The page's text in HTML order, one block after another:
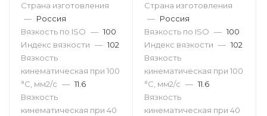
Страна изготовления
— Россия
Вязкость по ISO — 100
Индекс вязкости — 102
Вязкость
кинематическая при 100
°С, мм2/с — 11.6
Вязкость
кинематическая при 40
Страна изготовления
— Россия
Вязкость по ISO — 100
Индекс вязкости — 102
Вязкость
кинематическая при 100
°С, мм2/с — 11.6
Вязкость
кинематическая при 40